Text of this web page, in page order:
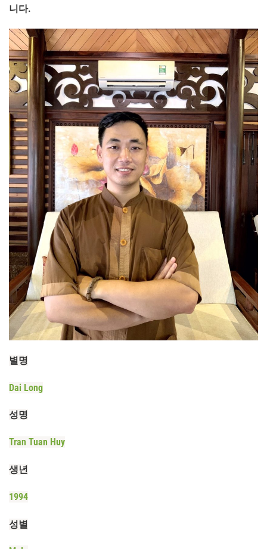
니다.
별명
Dai Long
성명
Tran Tuan Huy
생년
1994
성별